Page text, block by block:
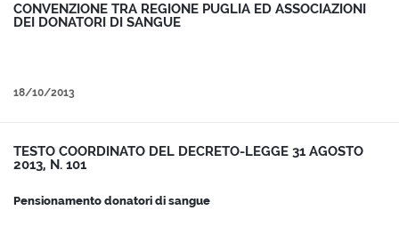
CONVENZIONE TRA REGIONE PUGLIA ED ASSOCIAZIONI
DEI DONATORI DI SANGUE
18/10/2013
TESTO COORDINATO DEL DECRETO-LEGGE 31 AGOSTO
2013, N. 101
Pensionamento donatori di sangue